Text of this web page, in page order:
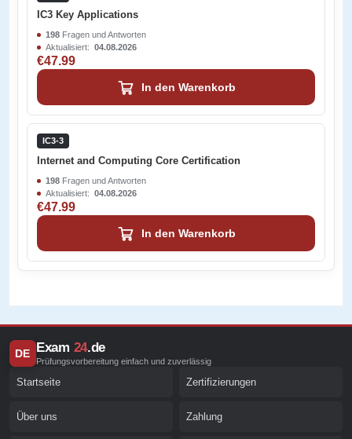
IC3 Key Applications
198 Fragen und Antworten
Aktualisiert: 04.08.2026
€47.99
In den Warenkorb
IC3-3
Internet and Computing Core Certification
198 Fragen und Antworten
Aktualisiert: 04.08.2026
€47.99
In den Warenkorb
DE Exam 24.de
Prüfungsvorbereitung einfach und zuverlässig
Startseite Zertifizierungen
Über uns Zahlung